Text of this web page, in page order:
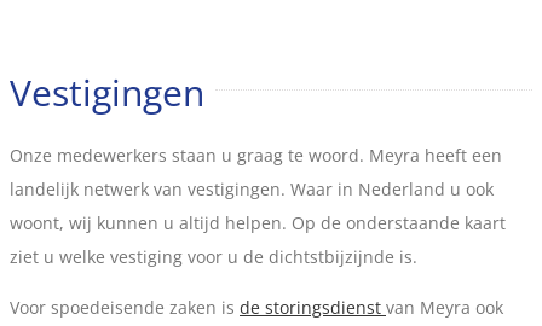
Vestigingen
Onze medewerkers staan u graag te woord. Meyra heeft een
landelijk netwerk van vestigingen. Waar in Nederland u ook
woont, wij kunnen u altijd helpen. Op de onderstaande kaart
ziet u welke vestiging voor u de dichtstbijzijnde is.
Voor spoedeisende zaken is de storingsdienst van Meyra ook